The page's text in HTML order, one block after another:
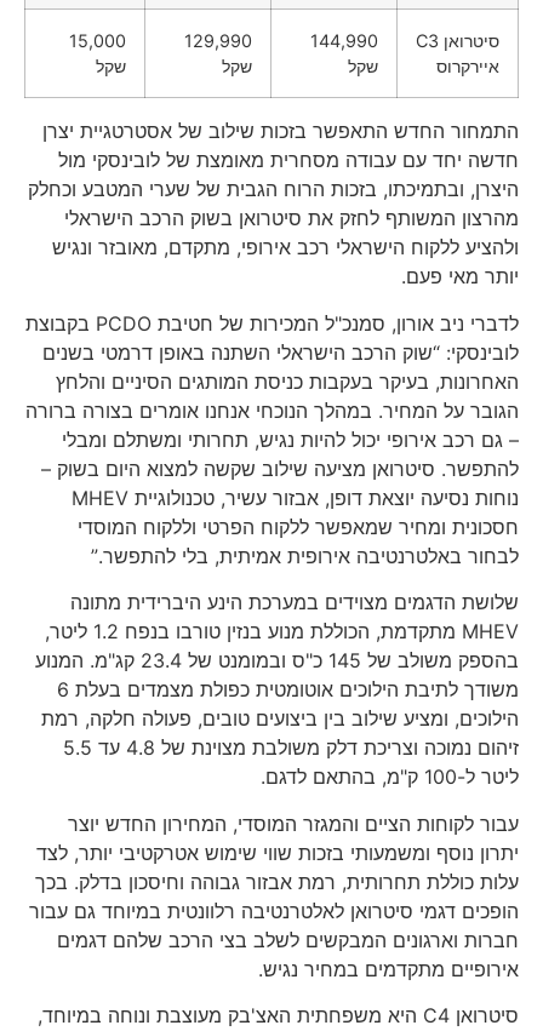
סיטרואן C3
איירקרוס
144,990
שקל
129,990
שקל
15,000
שקל
התמחור החדש התאפשר בזכות שילוב של אסטרטגיית יצרן
חדשה יחד עם עבודה מסחרית מאומצת של לובינסקי מול
היצרן, ובתמיכתו, בזכות הרוח הגבית של שערי המטבע וכחלק
מהרצון המשותף לחזק את סיטרואן בשוק הרכב הישראלי
ולהציע ללקוח הישראלי רכב אירופי, מתקדם, מאובזר ונגיש
יותר מאי פעם.
לדברי ניב אורון, סמנכ"ל המכירות של חטיבת PCDO בקבוצת
לובינסקי: “שוק הרכב הישראלי השתנה באופן דרמטי בשנים
האחרונות, בעיקר בעקבות כניסת המותגים הסיניים והלחץ
הגובר על המחיר. במהלך הנוכחי אנחנו אומרים בצורה ברורה
– גם רכב אירופי יכול להיות נגיש, תחרותי ומשתלם ומבלי
להתפשר. סיטרואן מציעה שילוב שקשה למצוא היום בשוק –
נוחות נסיעה יוצאת דופן, אבזור עשיר, טכנולוגיית MHEV
חסכונית ומחיר שמאפשר ללקוח הפרטי וללקוח המוסדי
לבחור באלטרנטיבה אירופית אמיתית, בלי להתפשר.”
שלושת הדגמים מצוידים במערכת הינע היברידית מתונה
MHEV מתקדמת, הכוללת מנוע בנזין טורבו בנפח 1.2 ליטר,
בהספק משולב של 145 כ"ס ובמומנט של 23.4 קג"מ. המנוע
משודך לתיבת הילוכים אוטומטית כפולת מצמדים בעלת 6
הילוכים, ומציע שילוב בין ביצועים טובים, פעולה חלקה, רמת
זיהום נמוכה וצריכת דלק משולבת מצוינת של 4.8 עד 5.5
ליטר ל-100 ק"מ, בהתאם לדגם.
עבור לקוחות הציים והמגזר המוסדי, המחירון החדש יוצר
יתרון נוסף ומשמעותי בזכות שווי שימוש אטרקטיבי יותר, לצד
עלות כוללת תחרותית, רמת אבזור גבוהה וחיסכון בדלק. בכך
הופכים דגמי סיטרואן לאלטרנטיבה רלוונטית במיוחד גם עבור
חברות וארגונים המבקשים לשלב בצי הרכב שלהם דגמים
אירופיים מתקדמים במחיר נגיש.
סיטרואן C4 היא משפחתית האצ'בק מעוצבת ונוחה במיוחד,